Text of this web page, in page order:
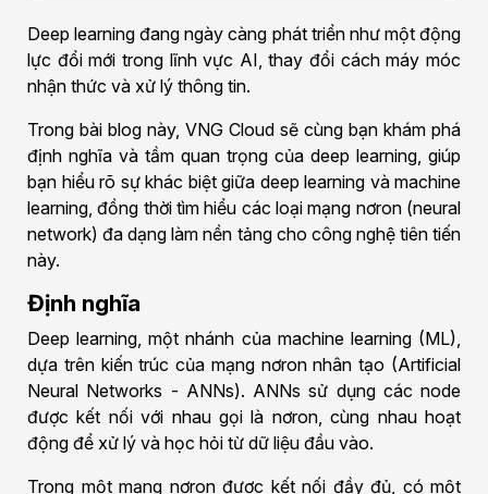
Deep learning đang ngày càng phát triển như một động
lực đổi mới trong lĩnh vực AI, thay đổi cách máy móc
nhận thức và xử lý thông tin.
Trong bài blog này, VNG Cloud sẽ cùng bạn khám phá
định nghĩa và tầm quan trọng của deep learning, giúp
bạn hiểu rõ sự khác biệt giữa deep learning và machine
learning, đồng thời tìm hiểu các loại mạng nơron (neural
network) đa dạng làm nền tảng cho công nghệ tiên tiến
này.
Định nghĩa
Deep learning, một nhánh của machine learning (ML),
dựa trên kiến trúc của mạng nơron nhân tạo (Artificial
Neural Networks - ANNs). ANNs sử dụng các node
được kết nối với nhau gọi là nơron, cùng nhau hoạt
động để xử lý và học hỏi từ dữ liệu đầu vào.
Trong một mạng nơron được kết nối đầy đủ, có một